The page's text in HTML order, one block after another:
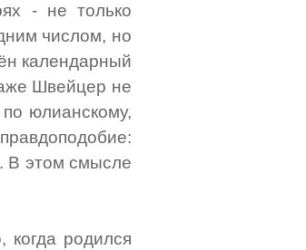
- не только
числом, но
календарный
Швейцер не
юлианскому,
В этом смысле
родился